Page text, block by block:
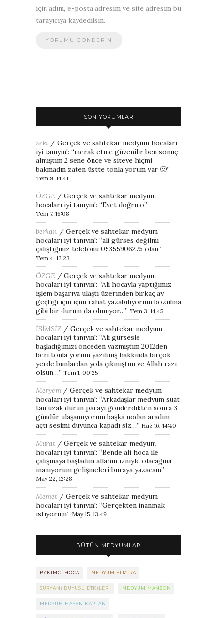
için adım, e-posta adresim ve site adresim bu
tarayıcıya kaydedilsin.
SON YORUMLAR
zeki / Gerçek ve sahtekar medyum hocaları
iyi tanıyın!: “merak etme güvenilir ben sonuç
almıştım 2 sene önce ve siteye hiçmi
bakmadın zaten üstte tonla yorum var 🙂”
Tem 9, 14:41
ÖZGE / Gerçek ve sahtekar medyum
hocaları iyi tanıyın!: “Evet doğru o”
Tem 7, 16:08
berkan / Gerçek ve sahtekar medyum
hocaları iyi tanıyın!: “ali gürses değilmi
çalıştığınız telefonu 05355906275 olan”
Tem 4, 12:23
ÖZGE / Gerçek ve sahtekar medyum
hocaları iyi tanıyın!: “Ali hocayla yaptığımız
işlem başarıya ulaştı üzerinden birkaç ay
geçtiği için içim rahat yazabiliyorum bozulma
gibi bir durum da olmuyor…” Tem 3, 14:45
İSİMSİZ / Gerçek ve sahtekar medyum
hocaları iyi tanıyın!: “Ali gürsesle
başladığımızı önceden yazmıştım 2012den
beri tonla yorum yazılmış hakkında birçok
yerde bunlardan yola çıkmıştım ve Allah razı
olsun…” Tem 1, 00:25
Meryem / Gerçek ve sahtekar medyum
hocaları iyi tanıyın!: “Arkadaşlar medyum suat
tan uzak durun parayı gönderdikten sonra 3
gündür ulaşamıyorum başka nodan aradım
açtı sesimi duyunca kapadı siz…” Haz 16, 14:40
Murat / Gerçek ve sahtekar medyum
hocaları iyi tanıyın!: “Bende ali hoca ile
çalışmaya başladım allahin izniyle olacağına
inanıyorum gelişmeleri buraya yazacam”
May 22, 12:28
Memet / Gerçek ve sahtekar medyum
hocaları iyi tanıyın!: “Gerçekten inanmak
istiyorum” May 15, 13:49
BÜTÜN MEDYUMLAR
BAKIMCI HOCA MEDYUM ELMIRA
SÜRYANI BÜYÜSÜ ETKILERI MEDYUM MANSON
MEDYUM HASAN KAPLAN